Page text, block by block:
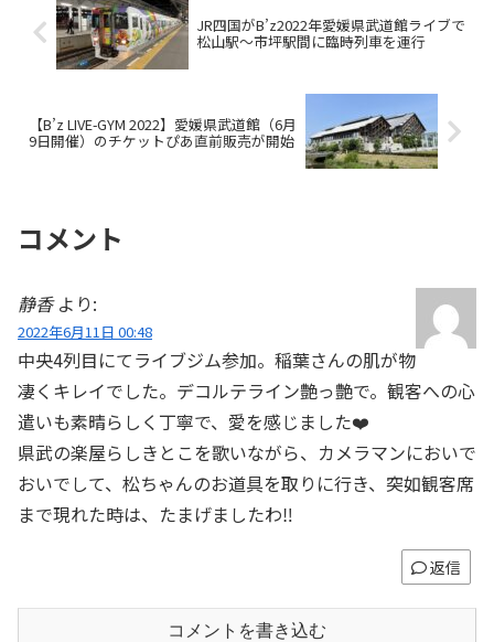
JR四国がB’z2022年愛媛県武道館ライブで
松山駅～市坪駅間に臨時列車を運行
【B’z LIVE-GYM 2022】愛媛県武道館（6月
9日開催）のチケットぴあ直前販売が開始
コメント
静香 より:
2022年6月11日 00:48
中央4列目にてライブジム参加。稲葉さんの肌が物
凄くキレイでした。デコルテライン艶っ艶で。観客への心
遣いも素晴らしく丁寧で、愛を感じました❤️
県武の楽屋らしきとこを歌いながら、カメラマンにおいで
おいでして、松ちゃんのお道具を取りに行き、突如観客席
まで現れた時は、たまげましたわ‼️
返信
コメントを書き込む